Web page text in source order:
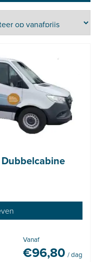
Vanaf
€96,80 / dag